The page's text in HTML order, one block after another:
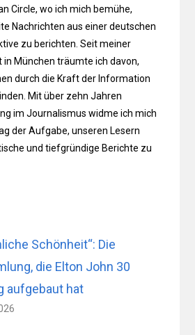
Circle, wo ich mich bemühe,
Nachrichten aus einer deutschen
zu berichten. Seit meiner
in München träumte ich davon,
durch die Kraft der Information
Mit über zehn Jahren
im Journalismus widme ich mich
der Aufgabe, unseren Lesern
und tiefgründige Berichte zu
Schönheit“: Die
die Elton John 30
aufgebaut hat